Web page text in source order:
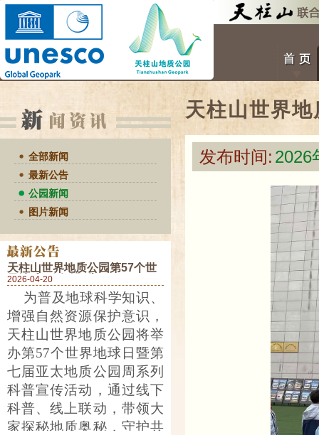
全部新闻
最新公告
公园新闻
图片新闻
天柱山世界地质公园第57个世
界地球日活动预告
2026-04-20
为普及地球科学知识、
增强自然资源保护意识，
天柱山世界地质公园将举
办第57个世界地球日暨第
七届亚太地质公园周系列
科普宣传活动，通过线下
科普、线上联动，带领大
家探秘地质奥秘，守护共
天柱山世界
发布时间: 2026